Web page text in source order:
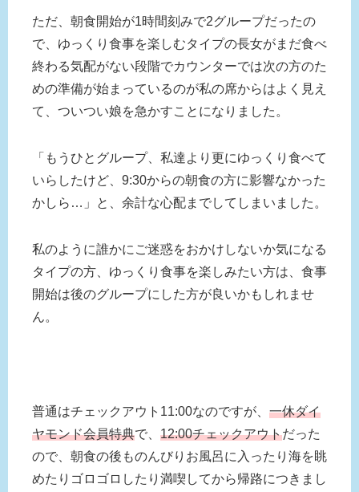
ただ、朝食開始が1時間刻みで2グループだったの
で、ゆっくり食事を楽しむタイプの長女がまだ食べ
終わる気配がない段階でカウンターでは次の方のた
めの準備が始まっているのが私の席からはよく見え
て、ついつい娘を急かすことになりました。
「もうひとグループ、私達より更にゆっくり食べて
いらしたけど、9:30からの朝食の方に影響なかった
かしら…」と、余計な心配までしてしまいました。
私のように誰かにご迷惑をおかけしないか気になる
タイプの方、ゆっくり食事を楽しみたい方は、食事
開始は後のグループにした方が良いかもしれませ
ん。
普通はチェックアウト11:00なのですが、 一休ダイ
ヤモンド会員特典で、 12:00チェックアウトだった
ので、朝食の後ものんびりお風呂に入ったり海を眺
めたりゴロゴロしたり満喫してから帰路につきまし